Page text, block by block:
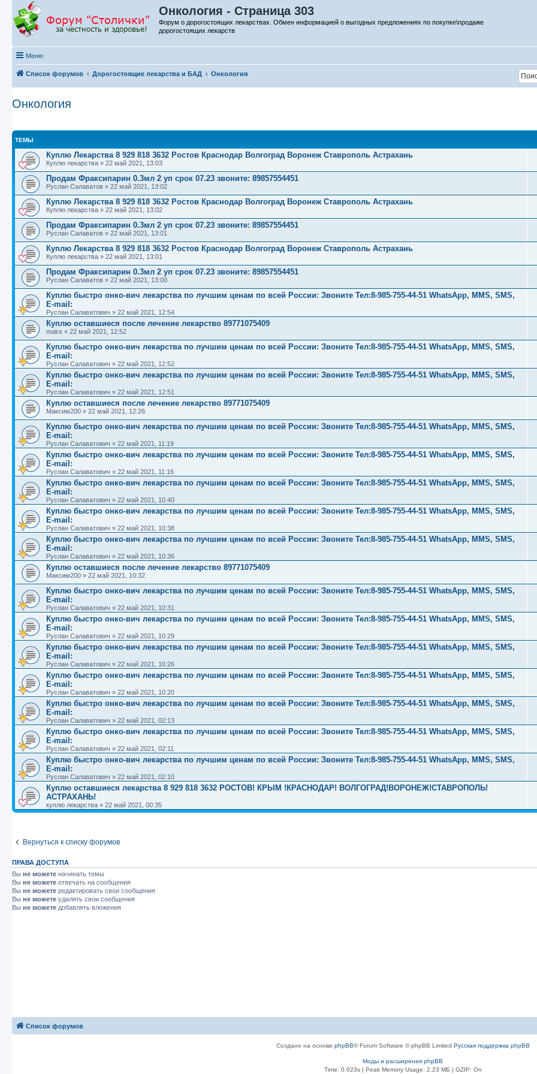
Онкология - Страница 303
Форум о дорогостоящих лекарствах. Обмен информацией о выгодных предложениях по покупке\продаже
дорогостоящих лекарств
Меню
Список форумов Дорогостоящие лекарства и БАД Онкология
Онкология
ТЕМЫ
Куплю Лекарства 8 929 818 3632 Ростов Краснодар Волгоград Воронеж Ставрополь Астрахань
Куплю лекарства » 22 май 2021, 13:03
Продам Фраксипарин 0.3мл 2 уп срок 07.23 звоните: 89857554451
Руслан Салаватов » 22 май 2021, 13:02
Куплю Лекарства 8 929 818 3632 Ростов Краснодар Волгоград Воронеж Ставрополь Астрахань
Куплю лекарства » 22 май 2021, 13:02
Продам Фраксипарин 0.3мл 2 уп срок 07.23 звоните: 89857554451
Руслан Салаватов » 22 май 2021, 13:01
Куплю Лекарства 8 929 818 3632 Ростов Краснодар Волгоград Воронеж Ставрополь Астрахань
Куплю лекарства » 22 май 2021, 13:01
Продам Фраксипарин 0.3мл 2 уп срок 07.23 звоните: 89857554451
Руслан Салаватов » 22 май 2021, 13:00
Куплю быстро онко-вич лекарства по лучшим ценам по всей России: Звоните Тел:‪8-985-755-44-51 WhatsApp, MMS, SMS,
E-mail:
Руслан Салаватович » 22 май 2021, 12:54
Куплю оставшиеся после лечение лекарство 89771075409
maks » 22 май 2021, 12:52
Куплю быстро онко-вич лекарства по лучшим ценам по всей России: Звоните Тел:‪8-985-755-44-51 WhatsApp, MMS, SMS,
E-mail:
Руслан Салаватович » 22 май 2021, 12:52
Куплю быстро онко-вич лекарства по лучшим ценам по всей России: Звоните Тел:‪8-985-755-44-51 WhatsApp, MMS, SMS,
E-mail:
Руслан Салаватович » 22 май 2021, 12:51
Куплю оставшиеся после лечение лекарство 89771075409
Максим200 » 22 май 2021, 12:26
Куплю быстро онко-вич лекарства по лучшим ценам по всей России: Звоните Тел:‪8-985-755-44-51 WhatsApp, MMS, SMS,
E-mail:
Руслан Салаватович » 22 май 2021, 11:19
Куплю быстро онко-вич лекарства по лучшим ценам по всей России: Звоните Тел:‪8-985-755-44-51 WhatsApp, MMS, SMS,
E-mail:
Руслан Салаватович » 22 май 2021, 11:16
Куплю быстро онко-вич лекарства по лучшим ценам по всей России: Звоните Тел:‪8-985-755-44-51 WhatsApp, MMS, SMS,
E-mail:
Руслан Салаватович » 22 май 2021, 10:40
Куплю быстро онко-вич лекарства по лучшим ценам по всей России: Звоните Тел:‪8-985-755-44-51 WhatsApp, MMS, SMS,
E-mail:
Руслан Салаватович » 22 май 2021, 10:38
Куплю быстро онко-вич лекарства по лучшим ценам по всей России: Звоните Тел:‪8-985-755-44-51 WhatsApp, MMS, SMS,
E-mail:
Руслан Салаватович » 22 май 2021, 10:36
Куплю оставшиеся после лечение лекарство 89771075409
Максим200 » 22 май 2021, 10:32
Куплю быстро онко-вич лекарства по лучшим ценам по всей России: Звоните Тел:‪8-985-755-44-51 WhatsApp, MMS, SMS,
E-mail:
Руслан Салаватович » 22 май 2021, 10:31
Куплю быстро онко-вич лекарства по лучшим ценам по всей России: Звоните Тел:‪8-985-755-44-51 WhatsApp, MMS, SMS,
E-mail:
Руслан Салаватович » 22 май 2021, 10:29
Куплю быстро онко-вич лекарства по лучшим ценам по всей России: Звоните Тел:‪8-985-755-44-51 WhatsApp, MMS, SMS,
E-mail:
Руслан Салаватович » 22 май 2021, 10:26
Куплю быстро онко-вич лекарства по лучшим ценам по всей России: Звоните Тел:‪8-985-755-44-51 WhatsApp, MMS, SMS,
E-mail:
Руслан Салаватович » 22 май 2021, 10:20
Куплю быстро онко-вич лекарства по лучшим ценам по всей России: Звоните Тел:‪8-985-755-44-51 WhatsApp, MMS, SMS,
E-mail:
Руслан Салаватович » 22 май 2021, 02:13
Куплю быстро онко-вич лекарства по лучшим ценам по всей России: Звоните Тел:‪8-985-755-44-51 WhatsApp, MMS, SMS,
E-mail:
Руслан Салаватович » 22 май 2021, 02:11
Куплю быстро онко-вич лекарства по лучшим ценам по всей России: Звоните Тел:‪8-985-755-44-51 WhatsApp, MMS, SMS,
E-mail:
Руслан Салаватович » 22 май 2021, 02:10
Куплю оставшиеся лекарства 8 929 818 3632 РОСТОВ! КРЫМ !КРАСНОДАР! ВОЛГОГРАД!ВОРОНЕЖ!СТАВРОПОЛЬ!
АСТРАХАНЬ!
куплю лекарства » 22 май 2021, 00:35
Вернуться к списку форумов
ПРАВА ДОСТУПА
Вы не можете начинать темы
Вы не можете отвечать на сообщения
Вы не можете редактировать свои сообщения
Вы не можете удалять свои сообщения
Вы не можете добавлять вложения
Список форумов
Создано на основе phpBB® Forum Software © phpBB Limited Русская поддержка phpBB
Моды и расширения phpBB
Time: 0.023s| Peak Memory Usage: 2.23 МБ | GZIP: On